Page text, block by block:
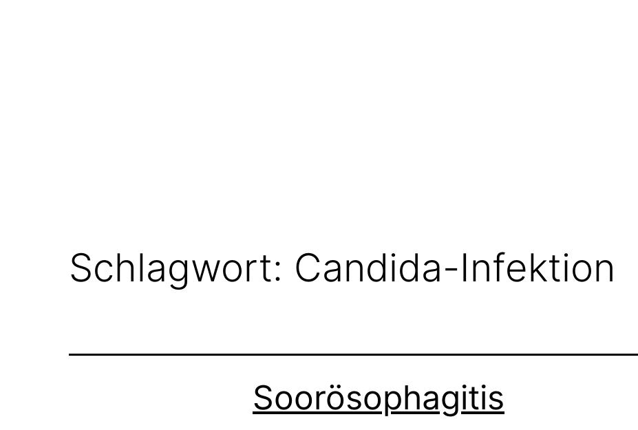
Schlagwort: Candida-Infektion
Soorösophagitis